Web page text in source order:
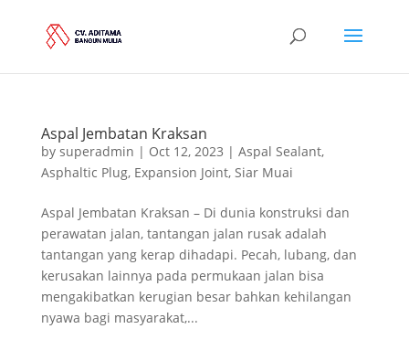
Aspal Jembatan Kraksan
by superadmin | Oct 12, 2023 | Aspal Sealant,
Asphaltic Plug, Expansion Joint, Siar Muai
Aspal Jembatan Kraksan – Di dunia konstruksi dan
perawatan jalan, tantangan jalan rusak adalah
tantangan yang kerap dihadapi. Pecah, lubang, dan
kerusakan lainnya pada permukaan jalan bisa
mengakibatkan kerugian besar bahkan kehilangan
nyawa bagi masyarakat,...